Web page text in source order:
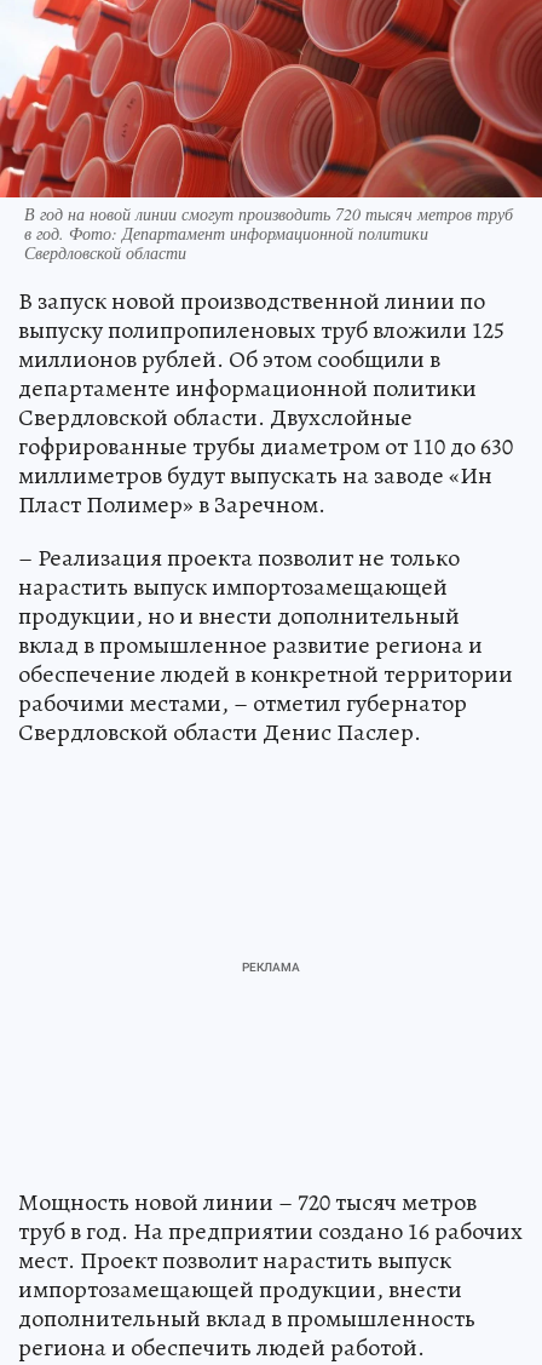
В год на новой линии смогут производить 720 тысяч метров труб
в год. Фото: Департамент информационной политики
Свердловской области
В запуск новой производственной линии по
выпуску полипропиленовых труб вложили 125
миллионов рублей. Об этом сообщили в
департаменте информационной политики
Свердловской области. Двухслойные
гофрированные трубы диаметром от 110 до 630
миллиметров будут выпускать на заводе «Ин
Пласт Полимер» в Заречном.
– Реализация проекта позволит не только
нарастить выпуск импортозамещающей
продукции, но и внести дополнительный
вклад в промышленное развитие региона и
обеспечение людей в конкретной территории
рабочими местами, – отметил губернатор
Свердловской области Денис Паслер.
Мощность новой линии – 720 тысяч метров
труб в год. На предприятии создано 16 рабочих
мест. Проект позволит нарастить выпуск
импортозамещающей продукции, внести
дополнительный вклад в промышленность
региона и обеспечить людей работой.